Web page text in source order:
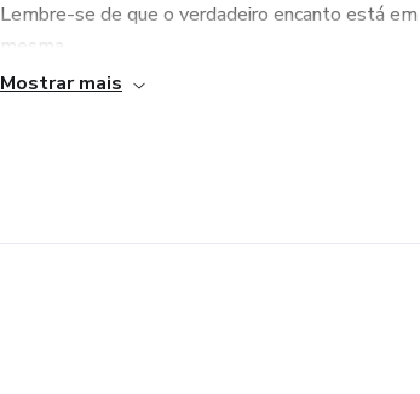
Lembre-se de que o verdadeiro encanto está
Mostrar mais